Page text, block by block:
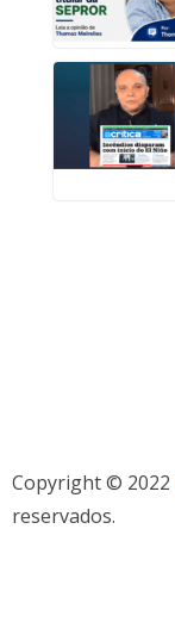
Copyright © 2022
reservados.